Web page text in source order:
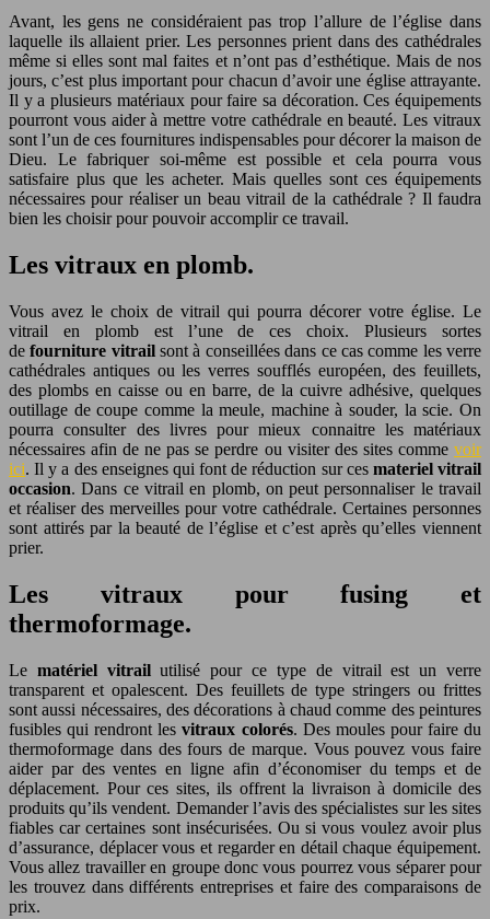
Avant, les gens ne considéraient pas trop l’allure de l’église dans
laquelle ils allaient prier. Les personnes prient dans des cathédrales
même si elles sont mal faites et n’ont pas d’esthétique. Mais de nos
jours, c’est plus important pour chacun d’avoir une église attrayante.
Il y a plusieurs matériaux pour faire sa décoration. Ces équipements
pourront vous aider à mettre votre cathédrale en beauté. Les vitraux
sont l’un de ces fournitures indispensables pour décorer la maison de
Dieu. Le fabriquer soi-même est possible et cela pourra vous
satisfaire plus que les acheter. Mais quelles sont ces équipements
nécessaires pour réaliser un beau vitrail de la cathédrale ? Il faudra
bien les choisir pour pouvoir accomplir ce travail.
Les vitraux en plomb.
Vous avez le choix de vitrail qui pourra décorer votre église. Le
vitrail en plomb est l’une de ces choix. Plusieurs sortes
defourniture vitrailsont à conseillées dans ce cas comme les verre
cathédrales antiques ou les verres soufflés européen, des feuillets,
des plombs en caisse ou en barre, de la cuivre adhésive, quelques
outillage de coupe comme la meule, machine à souder, la scie. On
pourra consulter des livres pour mieux connaitre les matériaux
nécessaires afin de ne pas se perdre ou visiter des sites comme voir
ici. Il y a des enseignes qui font de réduction sur ces materiel vitrail
occasion. Dans ce vitrail en plomb, on peut personnaliser le travail
et réaliser des merveilles pour votre cathédrale. Certaines personnes
sont attirés par la beauté de l’église et c’est après qu’elles viennent
prier.
Les vitraux pour fusing et
thermoformage.
Le matériel vitrailutilisé pour ce type de vitrail est un verre
transparent et opalescent. Des feuillets de type stringers ou frittes
sont aussi nécessaires, des décorations à chaud comme des peintures
fusibles qui rendront lesvitraux colorés. Des moules pour faire du
thermoformage dans des fours de marque. Vous pouvez vous faire
aider par des ventes en ligne afin d’économiser du temps et de
déplacement. Pour ces sites, ils offrent la livraison à domicile des
produits qu’ils vendent. Demander l’avis des spécialistes sur les sites
fiables car certaines sont insécurisées. Ou si vous voulez avoir plus
d’assurance, déplacer vous et regarder en détail chaque équipement.
Vous allez travailler en groupe donc vous pourrez vous séparer pour
les trouvez dans différents entreprises et faire des comparaisons de
prix.